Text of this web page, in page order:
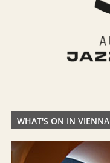
WHAT'S ON IN VIENNA